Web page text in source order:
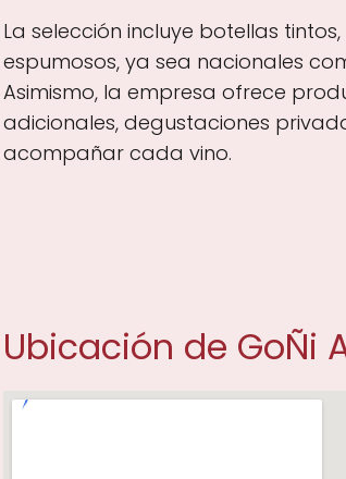
La selección incluye botellas
espumosos, ya sea nacionales
Asimismo, la empresa ofrece
adicionales, degustaciones
acompañar cada vino.
Ubicación de GoÑi